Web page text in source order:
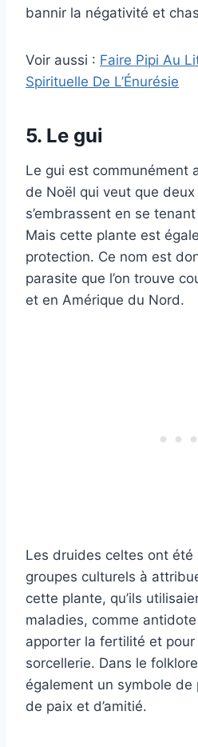
bannir la négativité et
Voir aussi : Faire Pipi Au
Spirituelle De L’Énurésie
5. Le gui
Le gui est communément
de Noël qui veut que deux
s’embrassent en se
Mais cette plante est
protection. Ce nom est
parasite que l’on trouve
et en Amérique du Nord.
Les druides celtes ont été
groupes culturels à
cette plante, qu’ils
maladies, comme
apporter la fertilité et
sorcellerie. Dans le
également un symbole de
de paix et d’amitié.